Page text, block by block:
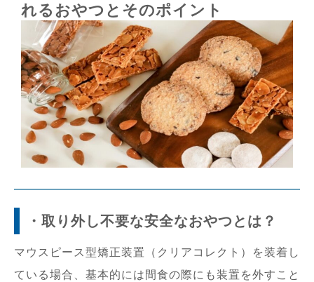
れるおやつとそのポイント
・取り外し不要な安全なおやつとは？
マウスピース型矯正装置（クリアコレクト）を装着し
ている場合、基本的には間食の際にも装置を外すこと